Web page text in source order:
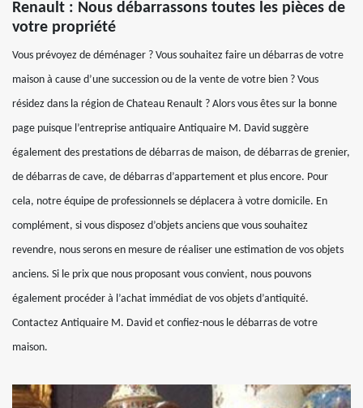
Renault : Nous débarrassons toutes les pièces de
votre propriété
Vous prévoyez de déménager ? Vous souhaitez faire un débarras de votre
maison à cause d’une succession ou de la vente de votre bien ? Vous
résidez dans la région de Chateau Renault ? Alors vous êtes sur la bonne
page puisque l’entreprise antiquaire Antiquaire M. David suggère
également des prestations de débarras de maison, de débarras de grenier,
de débarras de cave, de débarras d’appartement et plus encore. Pour
cela, notre équipe de professionnels se déplacera à votre domicile. En
complément, si vous disposez d’objets anciens que vous souhaitez
revendre, nous serons en mesure de réaliser une estimation de vos objets
anciens. Si le prix que nous proposant vous convient, nous pouvons
également procéder à l’achat immédiat de vos objets d’antiquité.
Contactez Antiquaire M. David et confiez-nous le débarras de votre
maison.